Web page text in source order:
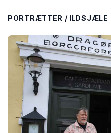
PORTRÆTTER / ILDSJÆLE